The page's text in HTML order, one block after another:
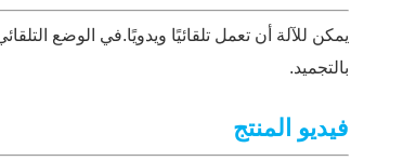
يمكن للآلة أن تعمل تلقائيًا ويدويًا.في الوضع
بالتجميد.
فيديو المنتج